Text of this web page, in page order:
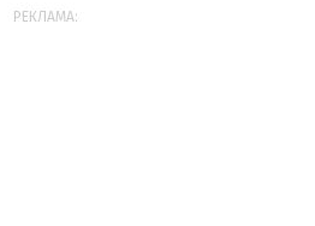
РЕКЛАМА: